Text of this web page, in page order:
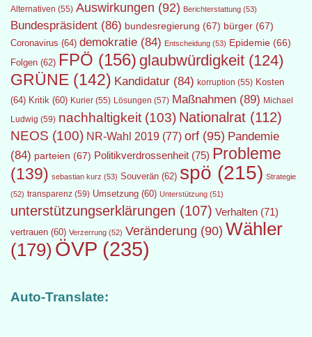
Alternativen (55) Auswirkungen (92) Berichterstattung (53)
Bundespräsident (86) bundesregierung (67) bürger (67)
Coronavirus (64) demokratie (84) Entscheidung (53) Epidemie (66)
Folgen (62) FPÖ (156) glaubwürdigkeit (124)
GRÜNE (142) Kandidatur (84) korruption (55) Kosten
(64) Kritik (60) Kurier (55) Lösungen (57) Maßnahmen (89) Michael
Ludwig (59) nachhaltigkeit (103) Nationalrat (112)
NEOS (100) NR-Wahl 2019 (77) orf (95) Pandemie
(84) parteien (67) Politikverdrossenheit (75) Probleme
(139) sebastian kurz (53) Souverän (62) spö (215) Strategie
(52) transparenz (59) Umsetzung (60) Unterstützung (51)
unterstützungserklärungen (107) Verhalten (71)
vertrauen (60) Verzerrung (52) Veränderung (90) Wähler
(179) ÖVP (235)
Auto-Translate: